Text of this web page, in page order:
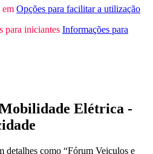
em Opções para facilitar a utilização
para iniciantes Informações para
Elétrica -
detalhes como “Fórum Veiculos e